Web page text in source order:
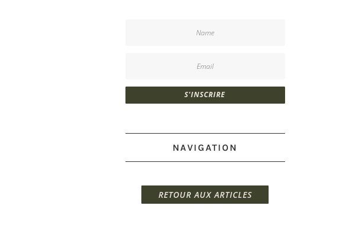
S'INSCRIRE
NAVIGATION
RETOUR AUX ARTICLES